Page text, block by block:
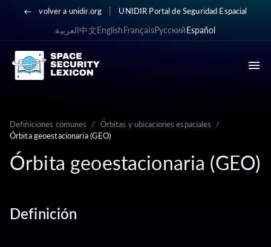
volver a unidir.org | UNIDIR Portal de Seguridad Espacial
العربية中文EnglishFrançaisРусскийEspañol
Definiciones comunes / Órbitas y ubicaciones espaciales
/
Órbita geoestacionaria (GEO)
Órbita geoestacionaria (GEO)
Definición